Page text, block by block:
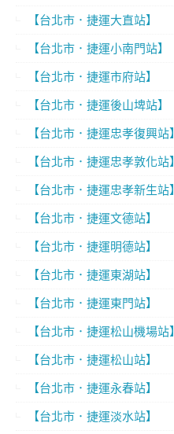
【台北市．捷運大直站】
【台北市．捷運小南門站】
【台北市．捷運市府站】
【台北市．捷運後山埤站】
【台北市．捷運忠孝復興站】
【台北市．捷運忠孝敦化站】
【台北市．捷運忠孝新生站】
【台北市．捷運文德站】
【台北市．捷運明德站】
【台北市．捷運東湖站】
【台北市．捷運東門站】
【台北市．捷運松山機場站】
【台北市．捷運松山站】
【台北市．捷運永春站】
【台北市．捷運淡水站】